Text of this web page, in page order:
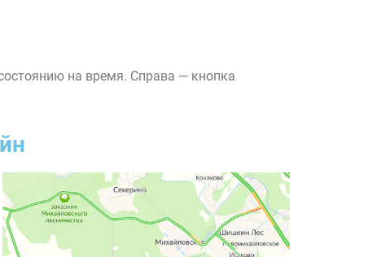
на время. Справа — кнопка